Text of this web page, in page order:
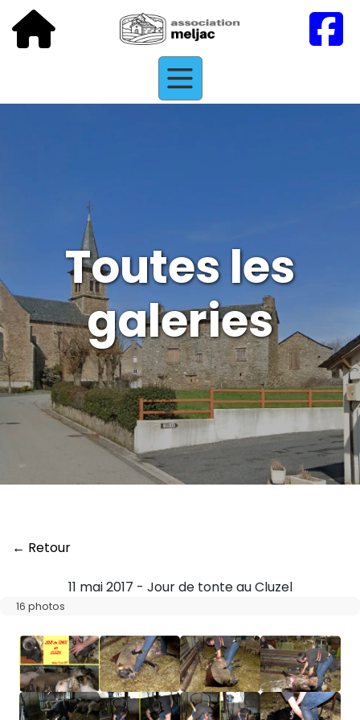
Toutes les
galeries
← Retour
11 mai 2017 - Jour de tonte au Cluzel
16 photos